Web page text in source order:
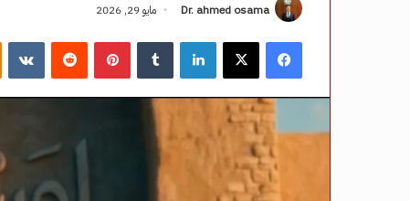
Dr. ahmed osama مايو 29, 2026
فيسبوك ‫X لينكدإن بينتيريست ‏VKontakte